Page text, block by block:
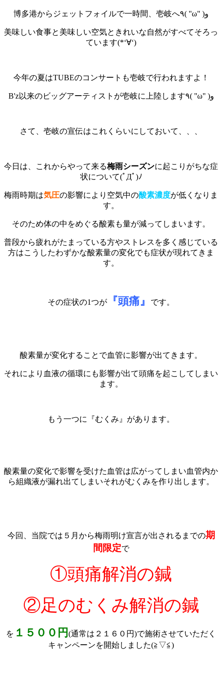
博多港からジェットフォイルで一時間、壱岐へ٩( ''ω'' )و
美味しい食事と美味しい空気ときれいな自然がすべてそろっ
ています(*‘∀‘)
今年の夏はTUBEのコンサートも壱岐で行われますよ！
B'z以来のビッグアーティストが壱岐に上陸します٩( ''ω'' )و
さて、壱岐の宣伝はこれくらいにしておいて、、、
今日は、これからやって来る梅雨シーズンに起こりがちな症
状について(ﾟДﾟ)ﾉ
梅雨時期は気圧の影響により空気中の酸素濃度が低くなりま
す。
そのため体の中をめぐる酸素も量が減ってしまいます。
普段から疲れがたまっている方やストレスを多く感じている
方はこうしたわずかな酸素量の変化でも症状が現れてきま
す。
その症状の1つが 『頭痛』 です。
酸素量が変化することで血管に影響が出てきます。
それにより血液の循環にも影響が出て頭痛を起こしてしまい
ます。
もう一つに『むくみ』があります。
酸素量の変化で影響を受けた血管は広がってしまい血管内か
ら組織液が漏れ出てしまいそれがむくみを作り出します。
今回、当院では５月から梅雨明け宣言が出されるまでの期
間限定で
①頭痛解消の鍼
②足のむくみ解消の鍼
を １５００円 (通常は２１６０円)で施術させていただく
キャンペーンを開始しました(≧▽≦)